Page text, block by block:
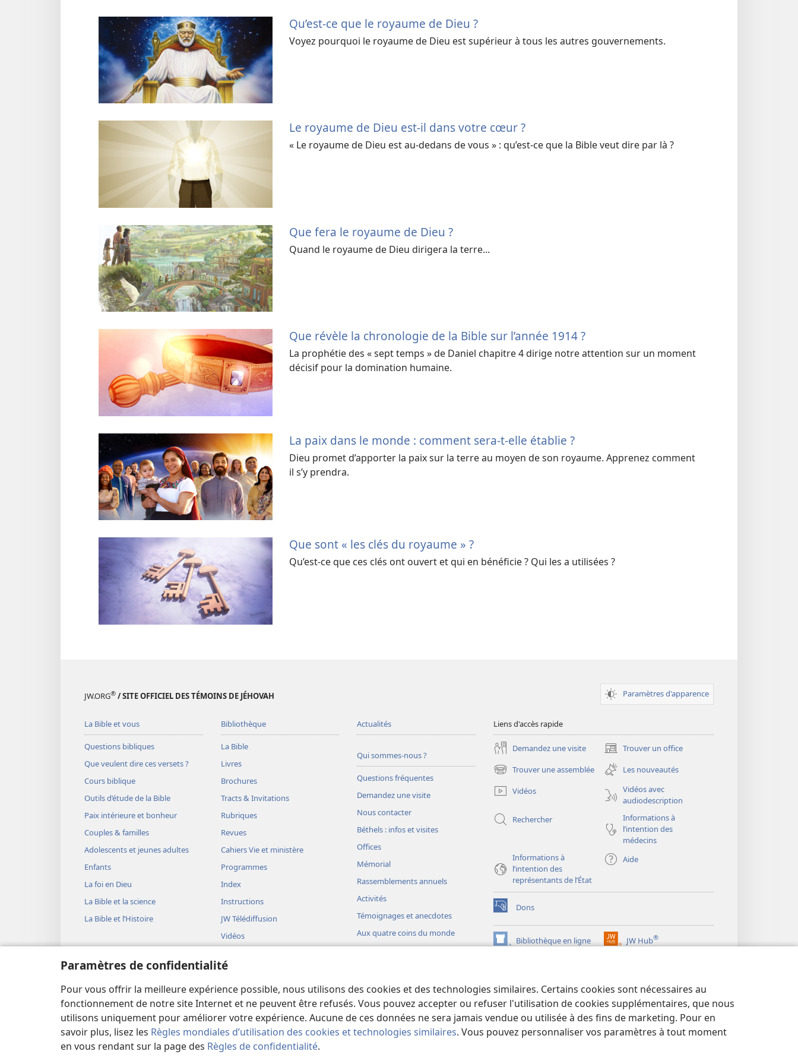
Paramètres de confidentialité
Pour vous offrir la meilleure expérience possible, nous utilisons des cookies et des technologies similaires. Certains cookies sont nécessaires au
fonctionnement de notre site Internet et ne peuvent être refusés. Vous pouvez accepter ou refuser l'utilisation de cookies supplémentaires, que nous
utilisons uniquement pour améliorer votre expérience. Aucune de ces données ne sera jamais vendue ou utilisée à des fins de marketing. Pour en
savoir plus, lisez les Règles mondiales d’utilisation des cookies et technologies similaires. Vous pouvez personnaliser vos paramètres à tout moment
en vous rendant sur la page des Règles de confidentialité.
Qu’est-ce que le royaume de Dieu ?
Voyez pourquoi le royaume de Dieu est supérieur à tous les autres gouvernements.
Le royaume de Dieu est-il dans votre cœur ?
« Le royaume de Dieu est au-dedans de vous » : qu’est-ce que la Bible veut dire par là ?
Que fera le royaume de Dieu ?
Quand le royaume de Dieu dirigera la terre...
Que révèle la chronologie de la Bible sur l’année 1914 ?
La prophétie des « sept temps » de Daniel chapitre 4 dirige notre attention sur un moment
décisif pour la domination humaine.
La paix dans le monde : comment sera-t-elle établie ?
Dieu promet d’apporter la paix sur la terre au moyen de son royaume. Apprenez comment
il s’y prendra.
Que sont « les clés du royaume » ?
Qu’est-ce que ces clés ont ouvert et qui en bénéficie ? Qui les a utilisées ?
JW.ORG® / SITE OFFICIEL DES TÉMOINS DE JÉHOVAH Paramètres d'apparence
La Bible et vous
Questions bibliques
Que veulent dire ces versets ?
Cours biblique
Outils d’étude de la Bible
Paix intérieure et bonheur
Couples & familles
Adolescents et jeunes adultes
Enfants
La foi en Dieu
La Bible et la science
La Bible et l’Histoire
Bibliothèque
La Bible
Livres
Brochures
Tracts & Invitations
Rubriques
Revues
Cahiers Vie et ministère
Programmes
Index
Instructions
JW Télédiffusion
Vidéos
Représentations théâtrales
Lectures bibliques théâtrales
Actualités
Qui sommes-nous ?
Questions fréquentes
Demandez une visite
Nous contacter
Béthels : infos et visites
Offices
Mémorial
Rassemblements annuels
Activités
Témoignages et anecdotes
Aux quatre coins du monde
Liens d'accès rapide
Demandez une visite Trouver un office
(ouvre
une
nouvelle
fenêtre)
Trouver une assemblée
(ouvre
une
nouvelle
Les nouveautés
Vidéos
Vidéos avec
audiodescription
Rechercher
Informations à
l’intention des
médecins
Informations à
l’intention des
représentants de l’État
Aide
Dons
(ouvre
une
nouvelle
fenêtre)
Bibliothèque en ligne
(ouvre
JW Hub®
(ouvre
© 2026 Watch Tower Bible and Tract Society of Pennsylvania.